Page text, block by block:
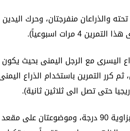
والذراعان منفرجتان، وحرك اليدين
مرات اسبوعياً).
اليسرى مع الرجل اليمنى بحيث
كرر التمرين باستخدام الذراع
حتى تصل الى ثلاثين ثانية).
• استلق على الظهر والساقان مثنيتان بزاوية 90 درجة،